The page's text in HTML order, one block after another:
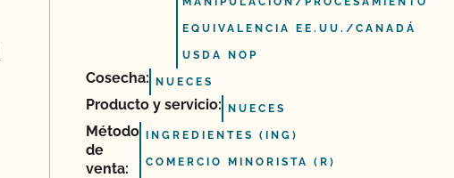
EQUIVALENCIA EE.UU./CANADÁ
USDA NOP
Cosecha: NUECES
Producto y servicio: NUECES
Método
de
venta:
INGREDIENTES (ING)
COMERCIO MINORISTA (R)